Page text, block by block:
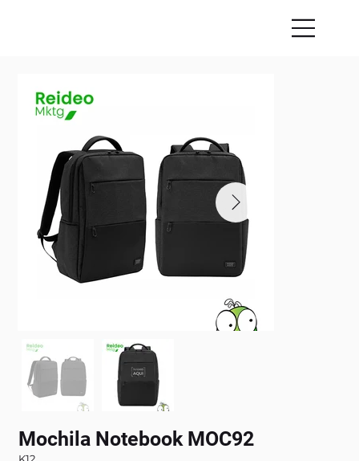
Mochila Notebook MOC92